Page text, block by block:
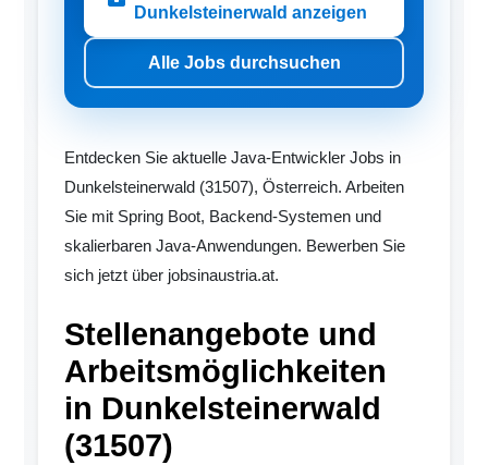
Dunkelsteinerwald anzeigen
Alle Jobs durchsuchen
Entdecken Sie aktuelle Java-Entwickler Jobs in
Dunkelsteinerwald (31507), Österreich. Arbeiten
Sie mit Spring Boot, Backend-Systemen und
skalierbaren Java-Anwendungen. Bewerben Sie
sich jetzt über jobsinaustria.at.
Stellenangebote und
Arbeitsmöglichkeiten
in Dunkelsteinerwald
(31507)